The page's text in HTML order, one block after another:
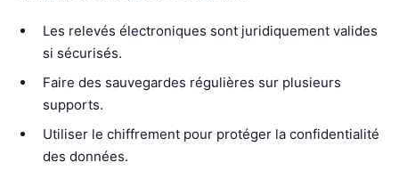
Les relevés électroniques sont juridiquement valides
si sécurisés.
Faire des sauvegardes régulières sur plusieurs
supports.
Utiliser le chiffrement pour protéger la confidentialité
des données.